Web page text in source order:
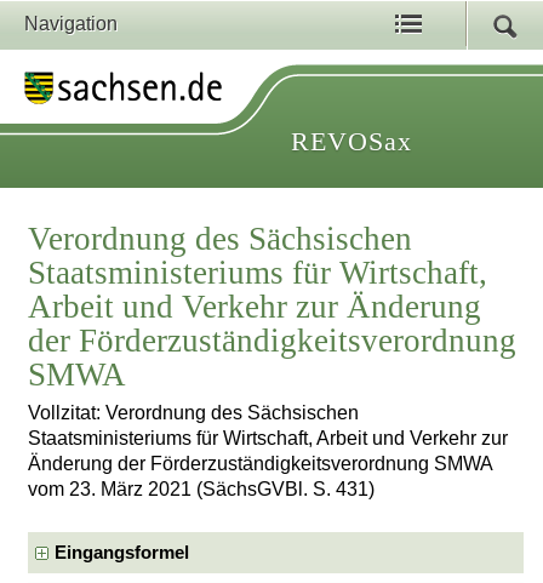
Navigation
REVOSax
Verordnung des Sächsischen
Staatsministeriums für Wirtschaft,
Arbeit und Verkehr zur Änderung
der Förderzuständigkeitsverordnung
SMWA
Vollzitat: Verordnung des Sächsischen
Staatsministeriums für Wirtschaft, Arbeit und Verkehr zur
Änderung der Förderzuständigkeitsverordnung SMWA
vom 23. März 2021 (SächsGVBl. S. 431)
Eingangsformel